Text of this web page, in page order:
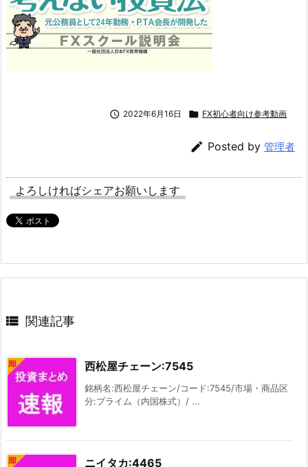
 2022年6月16日  FX初心者向け参考動画
 Posted by 管理者
よろしければシェアお願いします
 関連記事
西松屋チェーン:7545
銘柄名:西松屋チェーン/コード:7545/市場・商品区
分:プライム（内国株式）/ ...
ニイタカ:4465